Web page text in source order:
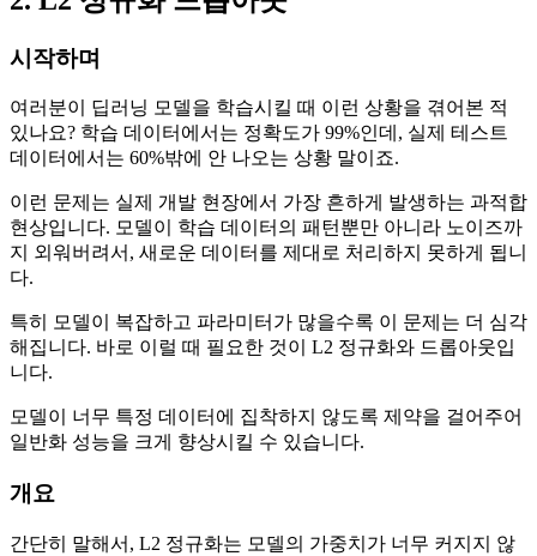
시작하며
여러분이 딥러닝 모델을 학습시킬 때 이런 상황을 겪어본 적
있나요? 학습 데이터에서는 정확도가 99%인데, 실제 테스트
데이터에서는 60%밖에 안 나오는 상황 말이죠.
이런 문제는 실제 개발 현장에서 가장 흔하게 발생하는 과적합
현상입니다. 모델이 학습 데이터의 패턴뿐만 아니라 노이즈까
지 외워버려서, 새로운 데이터를 제대로 처리하지 못하게 됩니
다.
특히 모델이 복잡하고 파라미터가 많을수록 이 문제는 더 심각
해집니다. 바로 이럴 때 필요한 것이 L2 정규화와 드롭아웃입
니다.
모델이 너무 특정 데이터에 집착하지 않도록 제약을 걸어주어
일반화 성능을 크게 향상시킬 수 있습니다.
개요
간단히 말해서, L2 정규화는 모델의 가중치가 너무 커지지 않